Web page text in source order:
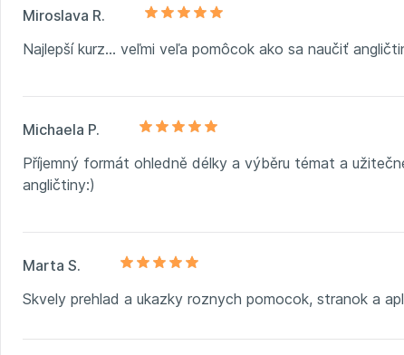
Miroslava R.
Najlepší kurz... veľmi veľa pomôcok ako sa naučiť
Michaela P.
Příjemný formát ohledně délky a výběru témat a
angličtiny:)
Marta S.
Skvely prehlad a ukazky roznych pomocok, stranok a